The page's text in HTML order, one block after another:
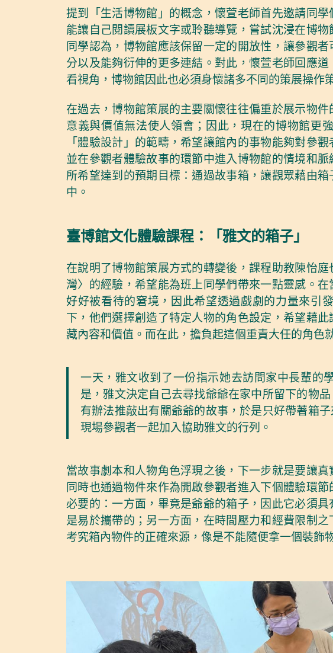
提到「生活博物館」的概念，懷萱老師首先邀請同
能讓自己閱讀展板文字或聆聽導覽，嘗試沈浸在博
同學認為，博物館應該保留一定的開放性，讓參觀
分以及能夠衍伸的更多連結。對此，懷萱老師回應
看視角，博物館因此也必須身懷諸多不同的策展操作
在過去，博物館策展的主要關懷往往偏重於展示物
意義與價值無法使人領會；因此，現在的博物館更
「體驗設計」的範疇，希望讓館內的事物能夠對參
並在參觀者體驗故事的環節中進入博物館的情境和
所希望達到的預期目標：通過故事箱，讓觀眾藉由
中。
臺博館文化體驗課程：「雅文的箱子」
在說明了博物館策展方式的轉變後，課程助教陳怡
灣〉的經驗，希望能為班上同學們帶來一點靈感。
好好被看待的窘境，因此希望透過戲劇的力量來引
下，他們選擇創造了特定人物的角色設定，希望藉
藏內容和價值。而在此，擔負起這個重責大任的角
一天，雅文收到了一份指示她去訪問家中長輩的
是，雅文決定自己去尋找爺爺在家中所留下的物
有辦法推敲出有關爺爺的故事，於是只好帶著箱
現場參觀者一起加入協助雅文的行列。
當故事劇本和人物角色浮現之後，下一步就是要讓
同時也通過物件來作為開啟參觀者進入下個體驗環
必要的：一方面，畢竟是爺爺的箱子，因此它必須
是易於攜帶的；另一方面，在時間壓力和經費限制
考究箱內物件的正確來源，像是不能隨便拿一個裝飾